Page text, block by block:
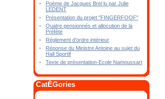
Poème de Jacques Brel lu par Julie
LEDENT
Présentation du projet "FINGERFOOF"
Quatre pensionnés et allocution de la
Préfète
Réglement d'ordre intérieur
Réponse du Ministre Antoine au sujet du
Hall Sportif
Texte de présentation-Ecole Namoussart
CatÉGories